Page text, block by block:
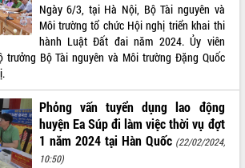
Ngày 6/3, tại Hà Nội, Bộ Tài nguyên và
Môi trường tổ chức Hội nghị triển khai thi
hành Luật Đất đai năm 2024. Ủy viên
trưởng Bộ Tài nguyên và Môi trường Đặng Quốc
Phỏng vấn tuyển dụng lao động
huyện Ea Súp đi làm việc thời vụ đợt
1 năm 2024 tại Hàn Quốc (22/02/2024,
10:50)